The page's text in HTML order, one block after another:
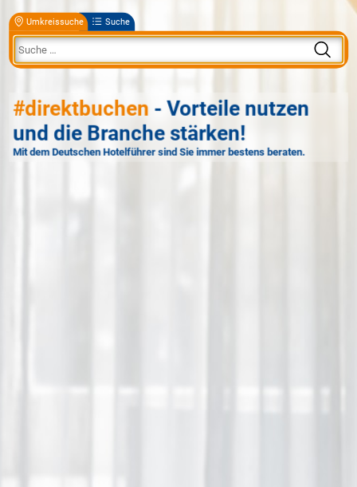
Umkreissuche Suche
#direktbuchen - Vorteile nutzen
und die Branche stärken!
Mit dem Deutschen Hotelführer sind Sie immer bestens beraten.